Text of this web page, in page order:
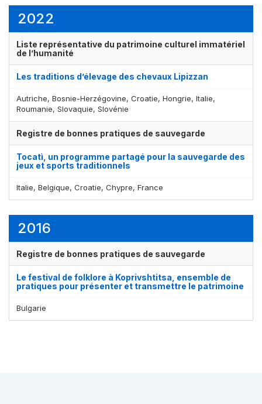
2022
Liste représentative du patrimoine culturel immatériel
de l’humanité
Les traditions d’élevage des chevaux Lipizzan
Autriche, Bosnie-Herzégovine, Croatie, Hongrie, Italie,
Roumanie, Slovaquie, Slovénie
Registre de bonnes pratiques de sauvegarde
Tocatì, un programme partagé pour la sauvegarde des
jeux et sports traditionnels
Italie, Belgique, Croatie, Chypre, France
2016
Registre de bonnes pratiques de sauvegarde
Le festival de folklore à Koprivshtitsa, ensemble de
pratiques pour présenter et transmettre le patrimoine
Bulgarie